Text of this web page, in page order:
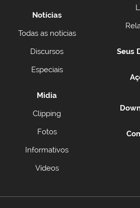
Notícias
Todas as notícias
Discursos
Especiais
Midia
Clipping
Fotos
Informativos
Vídeos
Seus